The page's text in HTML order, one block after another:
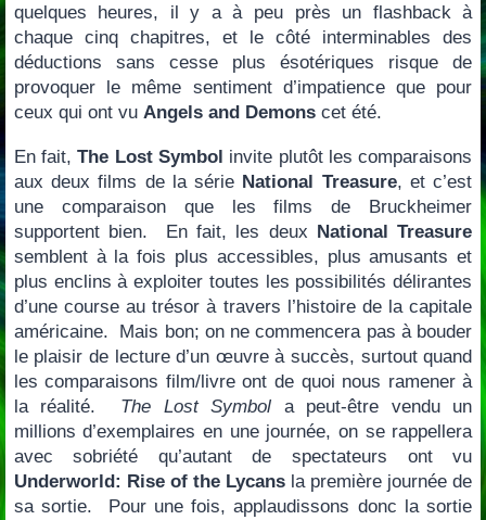
quelques heures, il y a à peu près un flashback à
chaque cinq chapitres, et le côté interminables des
déductions sans cesse plus ésotériques risque de
provoquer le même sentiment d’impatience que pour
ceux qui ont vu Angels and Demonscet été.
En fait,The Lost Symbol invite plutôt les comparaisons
aux deux films de la série National Treasure, et c’est
une comparaison que les films de Bruckheimer
supportent bien. En fait, les deux
National Treasure
semblent à la fois plus accessibles, plus amusants et
plus enclins à exploiter toutes les possibilités délirantes
d’une course au trésor à travers l’histoire de la capitale
américaine. Mais bon; on ne commencera pas à bouder
le plaisir de lecture d’un œuvre à succès, surtout quand
les comparaisons film/livre ont de quoi nous ramener à
la réalité. The Lost Symbol a peut-être vendu un
millions d’exemplaires en une journée, on se rappellera
avec sobriété qu’autant de spectateurs ont vu
Underworld: Rise of the Lycans la première journée de
sa sortie. Pour une fois, applaudissons donc la sortie